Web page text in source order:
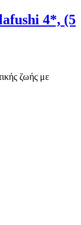
4*, (5
ζωής με